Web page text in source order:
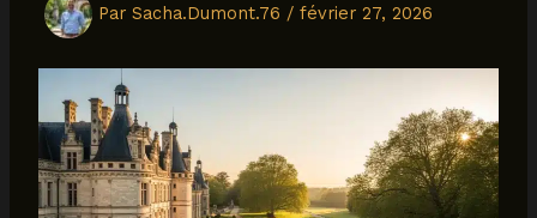
Par Sacha.Dumont.76 / février 27, 2026